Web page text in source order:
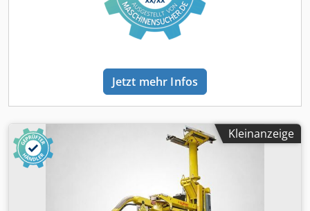
Auslegerlänge 4000 mm Codpfey Ndihjx Aa Ujrf
Transportabmessungen in mm: 4000 x 1100 x 900 H +
Palette 2000 x 1300 x 600 H
Jetzt mehr Infos
Kleinanzeige